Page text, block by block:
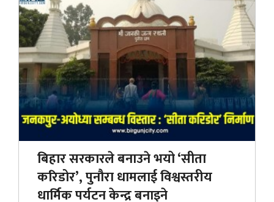
बिहार सरकारले बनाउने भयो ‘सीता
करिडोर’, पुनौरा धामलाई विश्वस्तरीय
धार्मिक पर्यटन केन्द्र बनाइने